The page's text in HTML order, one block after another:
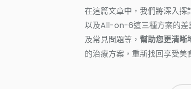
在這篇文章中，我們將深入
以及All-on-6這三種方案的差
及常見問題等， 幫助您更清晰
的治療方案，重新找回享受美